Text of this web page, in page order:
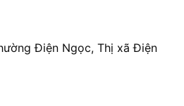
Điện Ngọc, Thị xã Điện